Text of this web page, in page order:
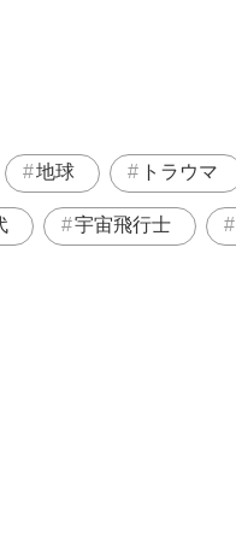
地球 トラウマ
宇宙飛行士